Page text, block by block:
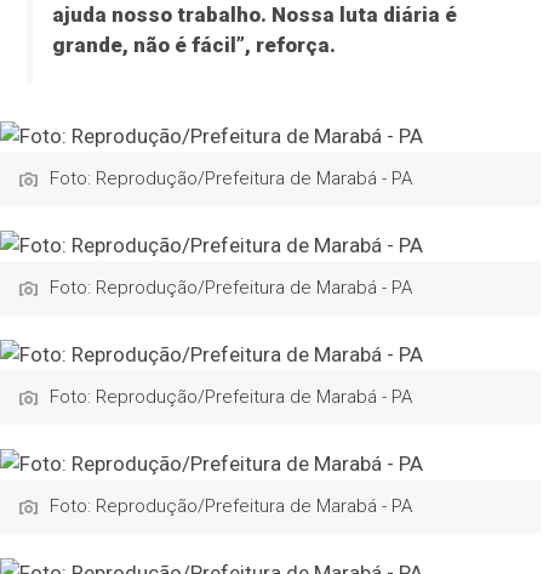
ajuda nosso trabalho. Nossa luta diária é
grande, não é fácil”, reforça.
Foto: Reprodução/Prefeitura de Marabá - PA
Foto: Reprodução/Prefeitura de Marabá - PA
Foto: Reprodução/Prefeitura de Marabá - PA
Foto: Reprodução/Prefeitura de Marabá - PA